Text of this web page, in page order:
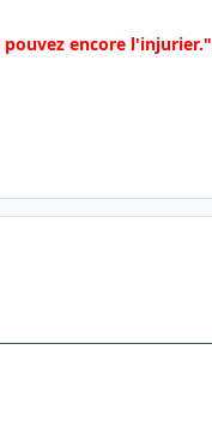
encore l'injurier."